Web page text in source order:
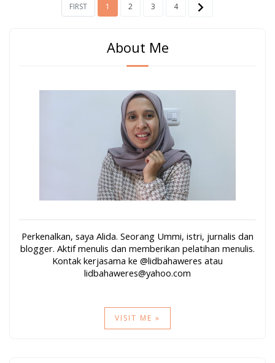
FIRST 1 2 3 4
About Me
Perkenalkan, saya Alida. Seorang Ummi, istri, jurnalis dan
blogger. Aktif menulis dan memberikan pelatihan menulis.
Kontak kerjasama ke @lidbahaweres atau
lidbahaweres@yahoo.com
VISIT ME »